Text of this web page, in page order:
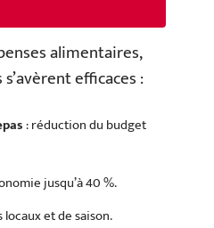
alimentaires,
efficaces :
: réduction du budget
jusqu’à 40 %.
et de saison.